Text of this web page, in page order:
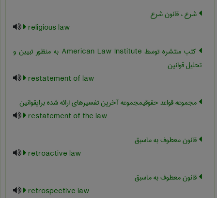
شرع ، قانون شرع
religious law
کتب منتشره توسط American Law Institute به منظور تبیین و
تحلیل قوانین
restatement of law
مجموعه قواعد حقوقیمجموعه آخرین تفسیرهای ارائه شده برایقوانین
restatement of the law
قانون معطوف به ماسبق
retroactive law
قانون معطوف به ماسبق
retrospective law